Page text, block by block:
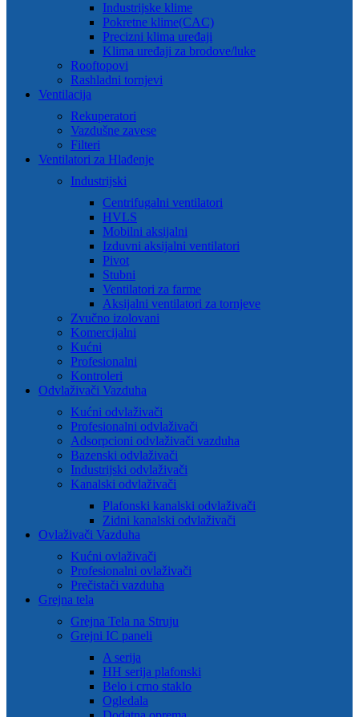
Industrijske klime
Pokretne klime(CAC)
Precizni klima uređaji
Klima uređaji za brodove/luke
Rooftopovi
Rashladni tornjevi
Ventilacija
Rekuperatori
Vazdušne zavese
Filteri
Ventilatori za Hlađenje
Industrijski
Centrifugalni ventilatori
HVLS
Mobilni aksijalni
Izduvni aksijalni ventilatori
Pivot
Stubni
Ventilatori za farme
Aksijalni ventilatori za tornjeve
Zvučno izolovani
Komercijalni
Kućni
Profesionalni
Kontroleri
Odvlaživači Vazduha
Kućni odvlaživači
Profesionalni odvlaživači
Adsorpcioni odvlaživači vazduha
Bazenski odvlaživači
Industrijski odvlaživači
Kanalski odvlaživači
Plafonski kanalski odvlaživači
Zidni kanalski odvlaživači
Ovlaživači Vazduha
Kućni ovlaživači
Profesionalni ovlaživači
Prečistači vazduha
Grejna tela
Grejna Tela na Struju
Grejni IC paneli
A serija
HH serija plafonski
Belo i crno staklo
Ogledala